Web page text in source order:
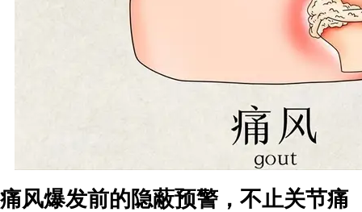
痛风爆发前的隐蔽预警，不止关节痛